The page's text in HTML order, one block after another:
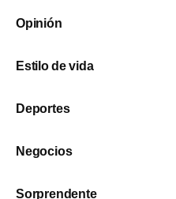
Opinión
Estilo de vida
Deportes
Negocios
Sorprendente